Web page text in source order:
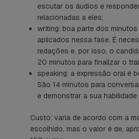
escutar os áudios e
relacionadas a eles;
writing: boa parte dos
aplicados nessa fase. É
redações e, por isso, o
20 minutos para finalizar o
speaking: a expressão oral é
São 14 minutos para
e demonstrar a sua habilidade
Custo: varia de acordo com a
escolhido, mas o valor é de,